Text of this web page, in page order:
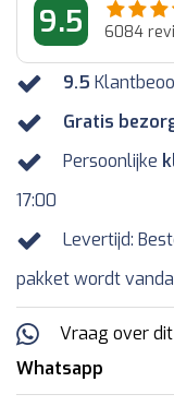
9.5 6084
9.5
Gratis
Persoonlijke
17:00
Levertijd:
pakket wordt
Vraag over
Whatsapp